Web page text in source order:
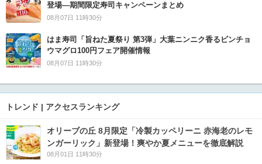
登場―期間限定寿司キャンペーンまとめ
08月07日 11時30分
はま寿司「旨ねた夏祭り 第3弾」大葉ニンニク香るビンチョ
ウマグロ100円フェア開催情報
08月07日 11時30分
トレンド | アクセスランキング
オリーブの丘 8月限定「冷製カッペリーニ 赤海老のレモ
ンガーリック」新登場！爽やか夏メニューを徹底解説
08月01日 11時30分